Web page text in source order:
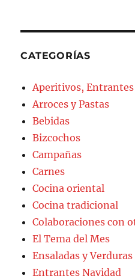
CATEGORÍAS
Aperitivos,
Arroces y Pastas
Bebidas
Bizcochos
Campañas
Carnes
Cocina oriental
Cocina tradicional
Colaboraciones con
El Tema del Mes
Ensaladas y Verduras
Entrantes Navidad